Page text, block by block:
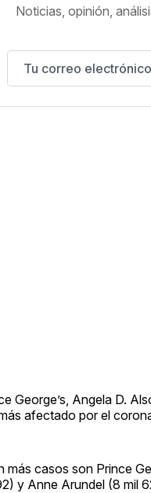
Noticias, opinión,
George’s, Angela D.
afectado por el
más casos son Prince
y Anne Arundel (8 mil